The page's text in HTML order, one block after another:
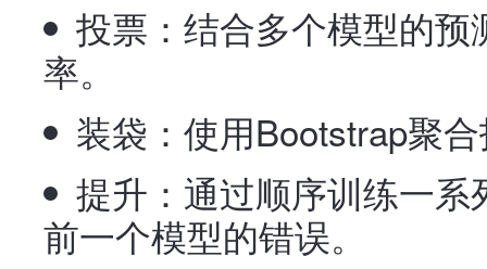
投票：结合多个模型的
率。
装袋：使用Bootstrap聚
提升：通过顺序训练一
前一个模型的错误。